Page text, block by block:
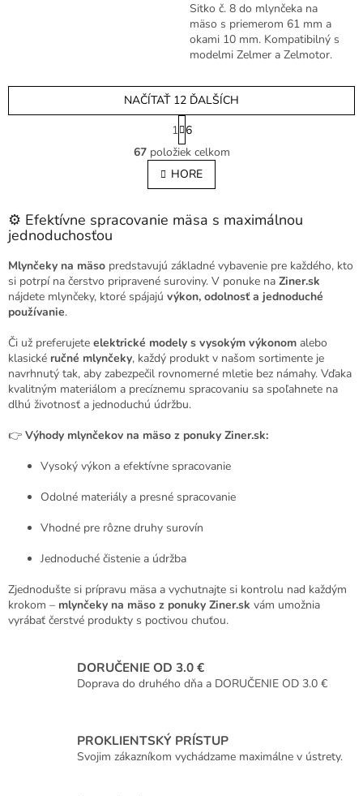
Sitko č. 8 do mlynčeka na
mäso s priemerom 61 mm a
okami 10 mm. Kompatibilný s
modelmi Zelmer a Zelmotor.
životnosť.
O
v
l
á
a
e
p
r
y
v
ý
p
i
u
NAČÍTAŤ 12 ĎALŠÍCH
S
t
r
á
n
k
v
i
e
1 6
67položiek celkom
HORE
⚙️ Efektívne spracovanie mäsa s maximálnou
jednoduchosťou
Mlynčeky na mäso predstavujú základné vybavenie pre každého, kto
si potrpí na čerstvo pripravené suroviny. V ponuke na Ziner.sk
nájdete mlynčeky, ktoré spájajú výkon, odolnosť a jednoduché
používanie.
Či už preferujete elektrické modely s vysokým výkonom alebo
klasické ručné mlynčeky, každý produkt v našom sortimente je
navrhnutý tak, aby zabezpečil rovnomerné mletie bez námahy. Vďaka
kvalitným materiálom a precíznemu spracovaniu sa spoľahnete na
dlhú životnosť a jednoduchú údržbu.
👉 Výhody mlynčekov na mäso z ponuky Ziner.sk:
Vysoký výkon a efektívne spracovanie
Odolné materiály a presné spracovanie
Vhodné pre rôzne druhy surovín
Jednoduché čistenie a údržba
Zjednodušte si prípravu mäsa a vychutnajte si kontrolu nad každým
krokom – mlynčeky na mäso z ponuky Ziner.sk vám umožnia
vyrábať čerstvé produkty s poctivou chuťou.
DORUČENIE OD 3.0 €
Doprava do druhého dňa a DORUČENIE OD 3.0 €
PROKLIENTSKÝ PRÍSTUP
Svojim zákazníkom vychádzame maximálne v ústrety.